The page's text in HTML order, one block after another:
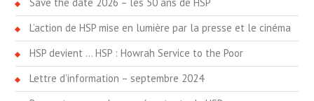
L’action de HSP mise en lumière par la presse et le cinéma
HSP devient … HSP : Howrah Service to the Poor
Lettre d’information – septembre 2024